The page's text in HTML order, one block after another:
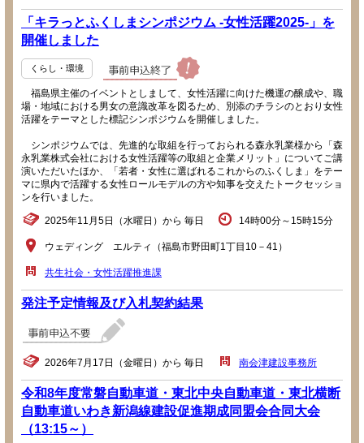
「キラっとふくしまシンポジウム -女性活躍2025-」を
開催しました
くらし・環境
福島県主催のイベントとしまして、女性活躍に向けた機運の醸成や、職
場・地域における男女の意識改革を図るため、別添のチラシのとおり女性
活躍をテーマとした標記シンポジウムを開催しました。
シンポジウムでは、先進的な取組を行っておられる森永乳業様から「森
永乳業株式会社における女性活躍等の取組と企業メリット」についてご講
演いただいたほか、「若者・女性に選ばれるこれからのふくしま」をテー
マに県内で活躍する女性ロールモデルの方や知事を交えたトークセッショ
ンを行いました。
2025年11月5日（水曜日）から 毎日 14時00分～15時15分
ウェディング エルティ（福島市野田町1丁目10－41）
共生社会・女性活躍推進課
発注予定情報及び入札契約結果
2026年7月17日（金曜日）から 毎日 南会津建設事務所
令和8年度常磐自動車道・東北中央自動車道・東北横断
自動車道いわき新潟線建設促進期成同盟会合同大会
（13:15～）